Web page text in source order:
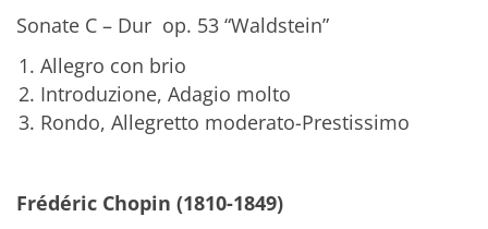
Sonate C – Dur op. 53 “Waldstein”
Allegro con brio
Introduzione, Adagio molto
Rondo, Allegretto moderato-Prestissimo
Frédéric Chopin (1810-1849)